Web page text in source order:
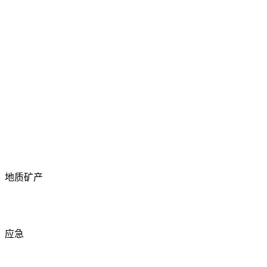
地质矿产
应急